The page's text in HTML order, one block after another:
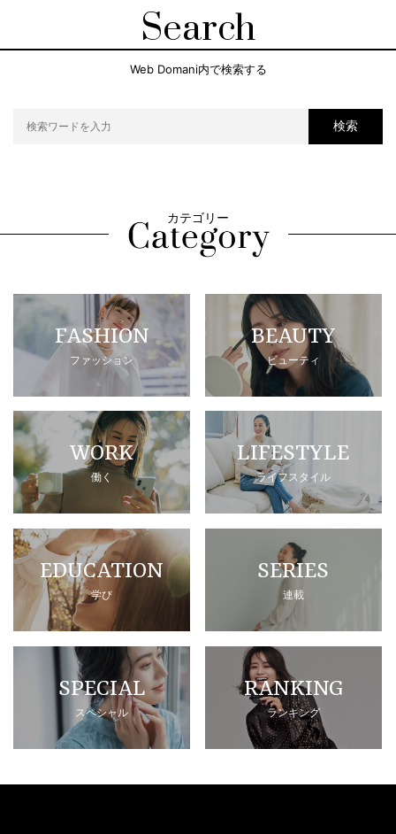
Search
Web Domani内で検索する
検索
カテゴリー
FASHION
ファッション
BEAUTY
ビューティ
WORK
働く
LIFESTYLE
ライフスタイル
EDUCATION
学び
SERIES
連載
SPECIAL
スペシャル
RANKING
ランキング